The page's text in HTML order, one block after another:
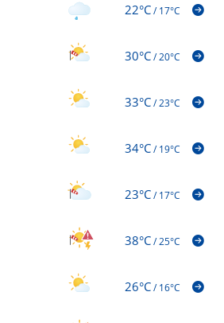
22°C/17°C
30°C/20°C
33°C/23°C
34°C/19°C
23°C/17°C
38°C/25°C
26°C/16°C